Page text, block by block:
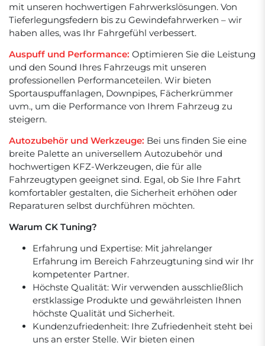
mit unseren hochwertigen Fahrwerkslösungen. Von
Tieferlegungsfedern bis zu Gewindefahrwerken – wir
haben alles, was Ihr Fahrgefühl verbessert.
Auspuff und Performance: Optimieren Sie die Leistung
und den Sound Ihres Fahrzeugs mit unseren
professionellen Performanceteilen. Wir bieten
Sportauspuffanlagen, Downpipes, Fächerkrümmer
uvm., um die Performance von Ihrem Fahrzeug zu
steigern.
Autozubehör und Werkzeuge: Bei uns finden Sie eine
breite Palette an universellem Autozubehör und
hochwertigen KFZ-Werkzeugen, die für alle
Fahrzeugtypen geeignet sind. Egal, ob Sie Ihre Fahrt
komfortabler gestalten, die Sicherheit erhöhen oder
Reparaturen selbst durchführen möchten.
Warum CK Tuning?
Erfahrung und Expertise: Mit jahrelanger
Erfahrung im Bereich Fahrzeugtuning sind wir Ihr
kompetenter Partner.
Höchste Qualität: Wir verwenden ausschließlich
erstklassige Produkte und gewährleisten Ihnen
höchste Qualität und Sicherheit.
Kundenzufriedenheit: Ihre Zufriedenheit steht bei
uns an erster Stelle. Wir bieten einen